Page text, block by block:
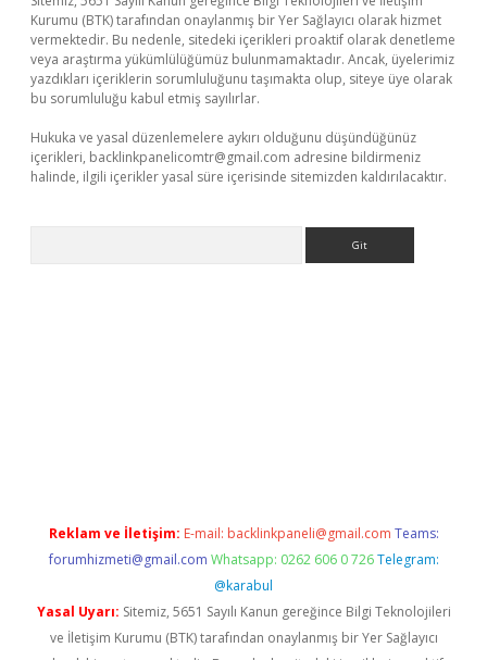
Kurumu (BTK) tarafından onaylanmış bir Yer Sağlayıcı olarak hizmet
vermektedir. Bu nedenle, sitedeki içerikleri proaktif olarak denetleme
veya araştırma yükümlülüğümüz bulunmamaktadır. Ancak, üyelerimiz
yazdıkları içeriklerin sorumluluğunu taşımakta olup, siteye üye olarak
bu sorumluluğu kabul etmiş sayılırlar.
Hukuka ve yasal düzenlemelere aykırı olduğunu düşündüğünüz
içerikleri, backlinkpanelicomtr@gmail.com adresine bildirmeniz
halinde, ilgili içerikler yasal süre içerisinde sitemizden kaldırılacaktır.
Reklam ve İletişim: E-mail: backlinkpaneli@gmail.com Teams:
forumhizmeti@gmail.com Whatsapp: 0262 606 0 726 Telegram:
@karabul
Yasal Uyarı: Sitemiz, 5651 Sayılı Kanun gereğince Bilgi Teknolojileri
ve İletişim Kurumu (BTK) tarafından onaylanmış bir Yer Sağlayıcı